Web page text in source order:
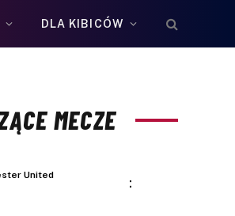
DLA KIBICÓW
MECZE
United
: